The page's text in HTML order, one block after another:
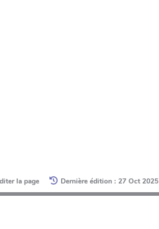
la page Dernière édition : 27 Oct 2025